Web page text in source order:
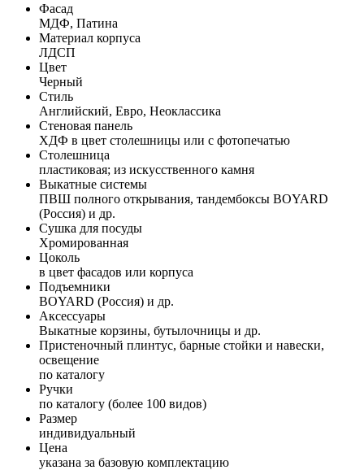
Фасад
МДФ, Патина
Материал корпуса
ЛДСП
Цвет
Черный
Стиль
Английский, Евро, Неоклассика
Стеновая панель
ХДФ в цвет столешницы или с фотопечатью
Столешница
пластиковая; из искусственного камня
Выкатные системы
ПВШ полного открывания, тандембоксы BOYARD
(Россия) и др.
Сушка для посуды
Хромированная
Цоколь
в цвет фасадов или корпуса
Подъемники
BOYARD (Россия) и др.
Аксессуары
Выкатные корзины, бутылочницы и др.
Пристеночный плинтус, барные стойки и навески,
освещение
по каталогу
Ручки
по каталогу (более 100 видов)
Размер
индивидуальный
Цена
указана за базовую комплектацию